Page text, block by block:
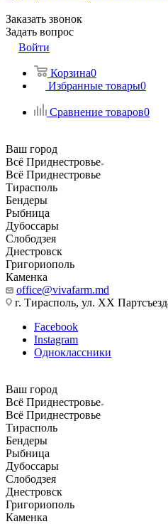
Заказать звонок
Задать вопрос
Войти
Корзина0
Избранные товары0
Сравнение товаров0
Ваш город
Всё Приднестровье
Всё Приднестровье
Тирасполь
Бендеры
Рыбница
Дубоссары
Слободзея
Днестровск
Григориополь
Каменка
office@vivafarm.md
г. Тирасполь, ул. ХХ
Facebook
Instagram
Одноклассники
Ваш город
Всё Приднестровье
Всё Приднестровье
Тирасполь
Бендеры
Рыбница
Дубоссары
Слободзея
Днестровск
Григориополь
Каменка